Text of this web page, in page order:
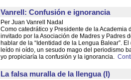
Vanrell: Confusión e ignorancia
Per Juan Vanrell Nadal
Como catedrático y Presidente de la Academia
invitado por la Asociación de Madres y Padres
hablar de la “Identidad de la Lengua Balear”.
leído ni oído, un sesudo mago del periodismo
yo propiciaría la confusión y la ignorancia.
La falsa muralla de la llengua (I)